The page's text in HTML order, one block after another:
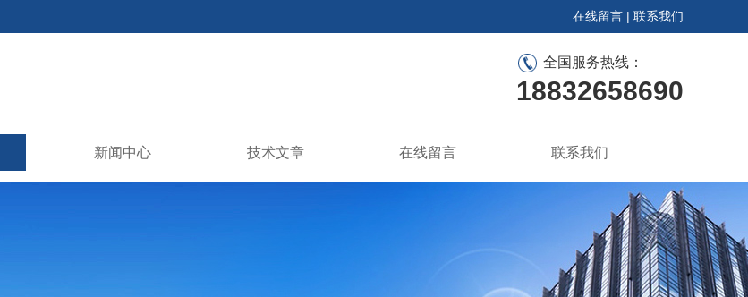
在线留言 | 联系我们
全国服务热线：
18832658690
新闻中心 技术文章 在线留言 联系我们